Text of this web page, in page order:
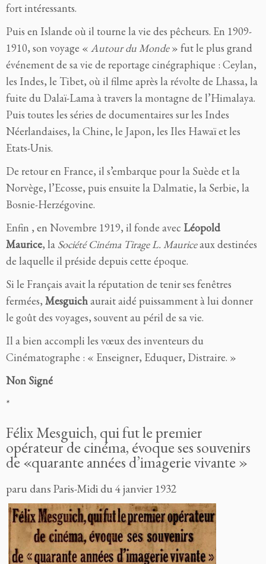
fort intéressants.
Puis en Islande où il tourne la vie des pêcheurs. En 1909-
1910, son voyage « Autour du Monde» fut le plus grand
événement de sa vie de reportage cinégraphique : Ceylan,
les Indes, le Tibet, où il filme après la révolte de Lhassa, la
fuite du Dalaï-Lama à travers la montagne de l’Himalaya.
Puis toutes les séries de documentaires sur les Indes
Néerlandaises, la Chine, le Japon, les Iles Hawaï et les
Etats-Unis.
De retour en France, il s’embarque pour la Suède et la
Norvège, l’Ecosse, puis ensuite la Dalmatie, la Serbie, la
Bosnie-Herzégovine.
Enfin , en Novembre 1919, il fonde avec Léopold
Maurice, la Société Cinéma Tirage L. Mauriceaux destinées
de laquelle il préside depuis cette époque.
Si le Français avait la réputation de tenir ses fenêtres
fermées, Mesguichaurait aidé puissamment à lui donner
le goût des voyages, souvent au péril de sa vie.
Il a bien accompli les vœux des inventeurs du
Cinématographe : « Enseigner, Eduquer, Distraire. »
Non Signé
*
Félix Mesguich, qui fut le premier
opérateur de cinéma, évoque ses souvenirs
de «quarante années d’imagerie vivante »
paru dans Paris-Midi du 4 janvier 1932